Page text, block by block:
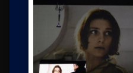
Mario Lovreković
Miroslav Šantek